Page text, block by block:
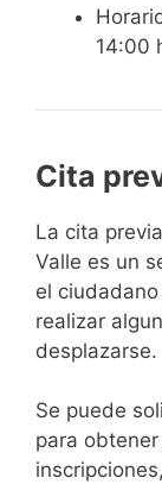
14:00
Cita
​​​​​​​​​​​​​​​​​​​​​​​​​​​​La cita
Valle es un
el
realizar
desplazarse.​
Se puede
para